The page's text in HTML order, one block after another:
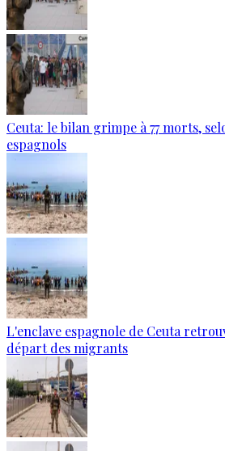
Ceuta: le bilan grimpe à 77 morts,
espagnols
L'enclave espagnole de Ceuta
départ des migrants